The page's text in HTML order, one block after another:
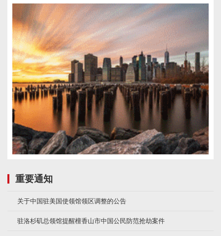
重要通知
关于中国驻美国使领馆领区调整的公告
驻洛杉矶总领馆提醒檀香山市中国公民防范抢劫案件